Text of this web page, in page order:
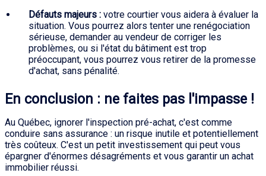
Défauts majeurs : votre courtier vous aidera à évaluer la
situation. Vous pourrez alors tenter une renégociation
sérieuse, demander au vendeur de corriger les
problèmes, ou si l'état du bâtiment est trop
préoccupant, vous pourrez vous retirer de la promesse
d'achat, sans pénalité.
En conclusion : ne faites pas l'impasse !
Au Québec, ignorer l'inspection pré-achat, c'est comme
conduire sans assurance : un risque inutile et potentiellement
très coûteux. C'est un petit investissement qui peut vous
épargner d'énormes désagréments et vous garantir un achat
immobilier réussi.